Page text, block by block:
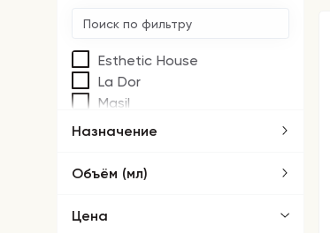
Esthetic House
La Dor
Masil
Назначение
Объём (мл)
Цена